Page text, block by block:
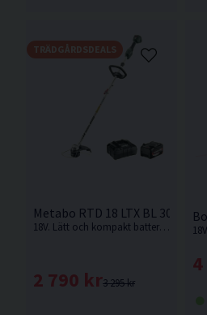
Metabo RTD 18 LTX BL 30
18V. Lätt och kompakt batteridriven grästrimmare med 30 cm klippdiameter och kraftfull kolborstfri motor. Enkel att transportera tack vare delbar axel och snabbkoppling. Tyst, robust och kompatibel med alla 18 V-batterier inom CAS-systemet.
3 295 kr
2 790 kr
TRÄDGÅRDSDEALS